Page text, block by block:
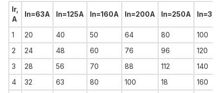
Ir,
A
In=63A In=125A In=160A In=200A In=250A
1 20 40 50 64 80
100
2
24 48 60 76 96
120
3
28 56 70 88 112
140
4
32 63 80 100 18
160